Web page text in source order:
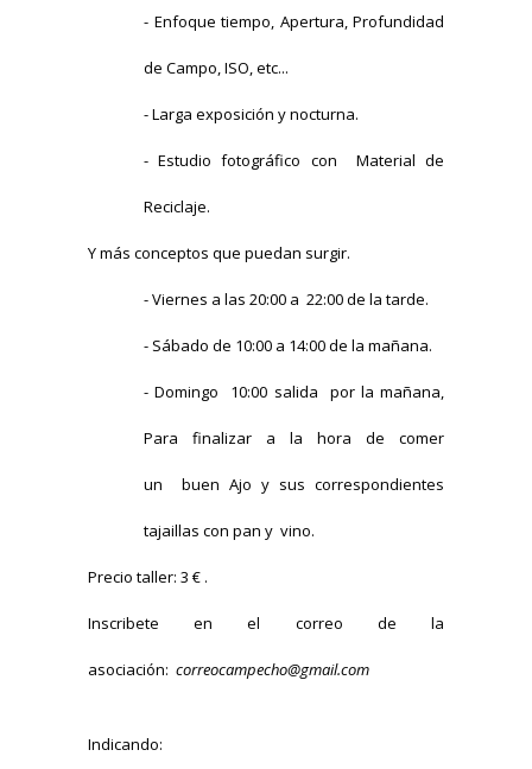
- Enfoque tiempo, Apertura, Profundidad
de Campo, ISO, etc...
- Larga exposición y nocturna.
- Estudio fotográfico con Material de
Reciclaje.
Y más conceptos que puedan surgir.
- Viernes a las 20:00 a 22:00 de la tarde.
- Sábado de 10:00 a 14:00 de la mañana.
- Domingo 10:00 salida por la mañana,
Para finalizar a la hora de comer
un buen Ajo y sus correspondientes
tajaillas con pan y vino.
Precio taller: 3 € .
Inscribete en el correo de la
asociación: correocampecho@gmail.com
Indicando: